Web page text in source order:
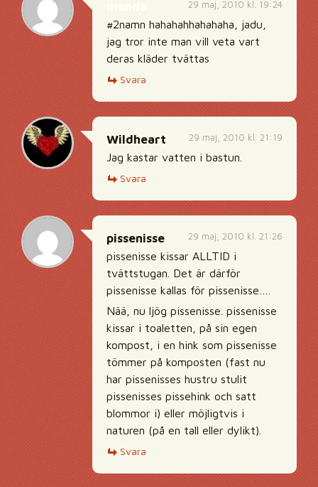
29 maj, 2010 kl. 19:24
#2namn hahahahhahahaha, jadu,
jag tror inte man vill veta vart
deras kläder tvättas
Svara
29 maj, 2010 kl. 21:19
Wildheart
Jag kastar vatten i bastun.
Svara
29 maj, 2010 kl. 21:26
pissenisse
pissenisse kissar ALLTID i
tvättstugan. Det är därför
pissenisse kallas för pissenisse….
Nää, nu ljög pissenisse. pissenisse
kissar i toaletten, på sin egen
kompost, i en hink som pissenisse
tömmer på komposten (fast nu
har pissenisses hustru stulit
pissenisses pissehink och satt
blommor i) eller möjligtvis i
naturen (på en tall eller dylikt).
Svara